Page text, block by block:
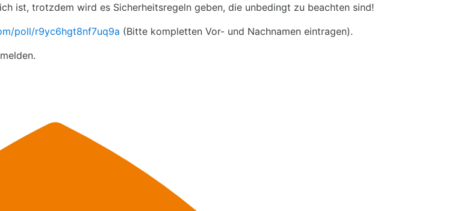
ist, trotzdem wird es Sicherheitsregeln geben, die unbedingt zu beachten sind!
poll/r9yc6hgt8nf7uq9a (Bitte kompletten Vor- und Nachnamen eintragen).